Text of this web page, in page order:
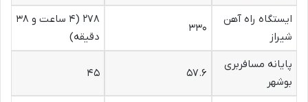
ایستگاه راه آهن
شیراز
۳۳۰
۲۷۸ (۴ ساعت و ۳۸
دقیقه)
پایانه مسافربری
بوشهر
۵۷.۶ ۴۵